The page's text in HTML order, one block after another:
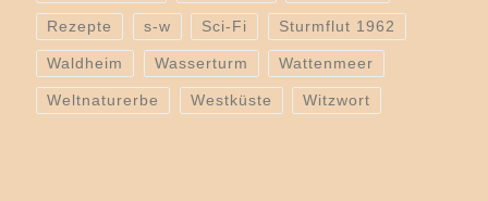
Rezepte s-w Sci-Fi Sturmflut 1962
Waldheim Wasserturm Wattenmeer
Weltnaturerbe Westküste Witzwort